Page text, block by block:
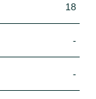
18
-
-